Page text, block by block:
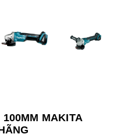
MAKITA